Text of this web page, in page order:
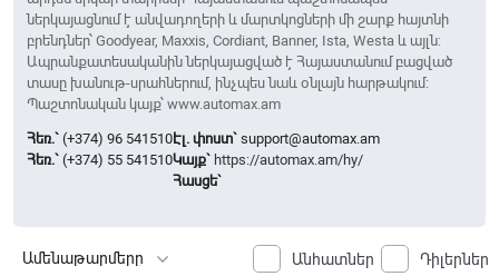
ներկայացնում է անվադողերի և մարտկոցների մի շարք հայտնի
բրենդներ՝ Goodyear, Maxxis, Cordiant, Banner, Ista, Westa և այլն:
Ապրանքատեսականին ներկայացված է Հայաստանում բացված
տասը խանութ-սրահներում, ինչպես նաև օնլայն հարթակում:
Պաշտոնական կայք՝ www.automax.am
Հեռ.` (+374) 96 541510
Հեռ.` (+374) 55 541510
Էլ. փոստ` support@automax.am
Կայք` https://automax.am/hy/
Հասցե`
Անհատներ Դիլերներ